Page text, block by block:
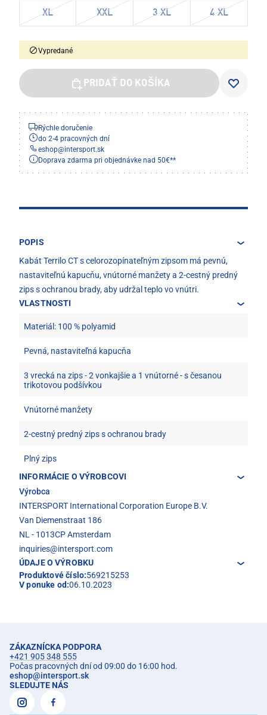
XL XXL 3 XL 4 XL
Vypredané
PRIDAŤ DO KOŠÍKA
Rýchle doručenie
do 2-4 pracovných dní
eshop@intersport.sk
Doprava zdarma pri objednávke nad 50€**
POPIS
Kabát Terrilo CT s celorozopínateľným zipsom má pevnú,
nastaviteľnú kapucňu, vnútorné manžety a 2-cestný predný
zips s ochranou brady, aby udržal teplo vo vnútri.
VLASTNOSTI
Materiál: 100 % polyamid
Pevná, nastaviteľná kapucňa
3 vrecká na zips - 2 vonkajšie a 1 vnútorné - s česanou
trikotovou podšívkou
Vnútorné manžety
2-cestný predný zips s ochranou brady
Plný zips
INFORMÁCIE O VÝROBCOVI
Výrobca
INTERSPORT International Corporation Europe B.V.
Van Diemenstraat 186
NL - 1013CP Amsterdam
inquiries@intersport.com
ÚDAJE O VÝROBKU
Produktové číslo:569215253
V ponuke od:06.10.2023
ZÁKAZNÍCKA PODPORA
+421 905 348 555
Počas pracovných dní od 09:00 do 16:00 hod.
eshop@intersport.sk
SLEDUJTE NÁS